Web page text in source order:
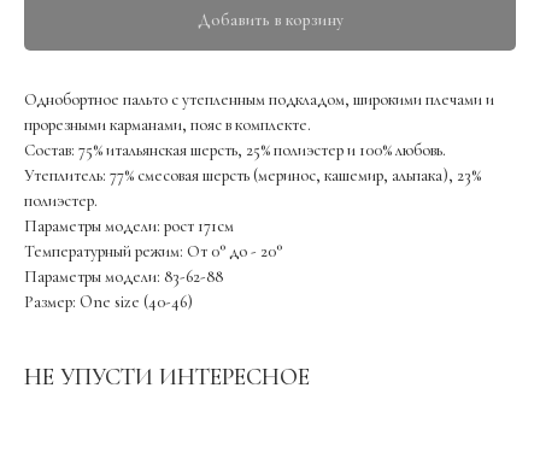
Добавить в корзину
Однобортное пальто с утепленным подкладом, широкими плечами и
прорезными карманами, пояс в комплекте.
Состав: 75% итальянская шерсть, 25% полиэстер и 100% любовь.
Утеплитель: 77% смесовая шерсть (меринос, кашемир, альпака), 23%
полиэстер.
Параметры модели: рост 171см
Температурный режим: От 0° до - 20°
Параметры модели: 83-62-88
Размер: One size (40-46)
НЕ УПУСТИ ИНТЕРЕСНОЕ